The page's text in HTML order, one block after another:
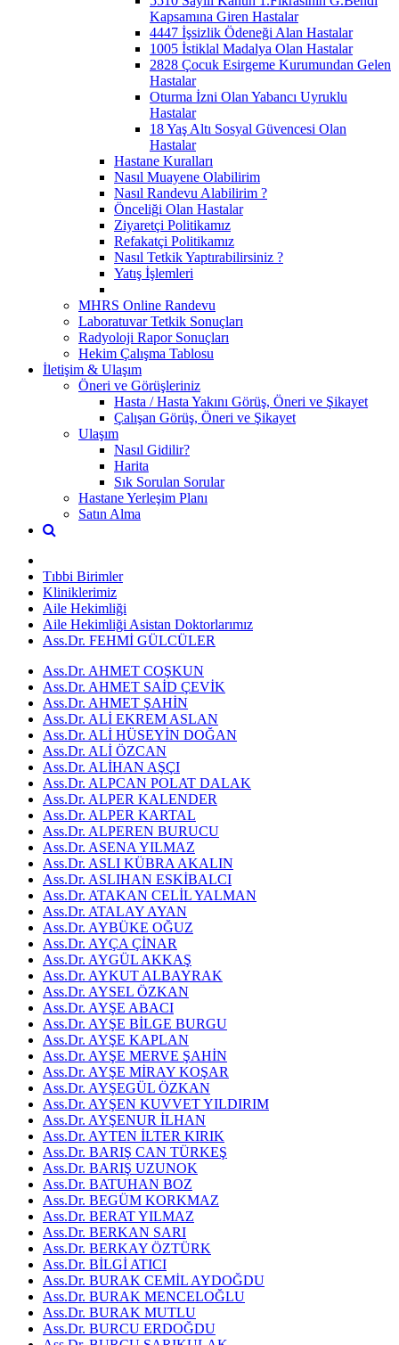
Kapsamına Giren Hastalar
4447 İşsizlik Ödeneği Alan Hastalar
1005 İstiklal Madalya Olan Hastalar
2828 Çocuk Esirgeme Kurumundan Gelen
Hastalar
Oturma İzni Olan Yabancı Uyruklu
Hastalar
18 Yaş Altı Sosyal Güvencesi Olan
Hastalar
Hastane Kuralları
Nasıl Muayene Olabilirim
Nasıl Randevu Alabilirim ?
Önceliği Olan Hastalar
Ziyaretçi Politikamız
Refakatçi Politikamız
Nasıl Tetkik Yaptırabilirsiniz ?
Yatış İşlemleri
MHRS Online Randevu
Laboratuvar Tetkik Sonuçları
Radyoloji Rapor Sonuçları
Hekim Çalışma Tablosu
İletişim & Ulaşım
Öneri ve Görüşleriniz
Hasta / Hasta Yakını Görüş, Öneri ve Şikayet
Çalışan Görüş, Öneri ve Şikayet
Ulaşım
Nasıl Gidilir?
Harita
Sık Sorulan Sorular
Hastane Yerleşim Planı
Satın Alma
Tıbbi Birimler
Kliniklerimiz
Aile Hekimliği
Aile Hekimliği Asistan Doktorlarımız
Ass.Dr. FEHMİ GÜLCÜLER
Ass.Dr. AHMET COŞKUN
Ass.Dr. AHMET SAİD ÇEVİK
Ass.Dr. AHMET ŞAHİN
Ass.Dr. ALİ EKREM ASLAN
Ass.Dr. ALİ HÜSEYİN DOĞAN
Ass.Dr. ALİ ÖZCAN
Ass.Dr. ALİHAN AŞÇI
Ass.Dr. ALPCAN POLAT DALAK
Ass.Dr. ALPER KALENDER
Ass.Dr. ALPER KARTAL
Ass.Dr. ALPEREN BURUCU
Ass.Dr. ASENA YILMAZ
Ass.Dr. ASLI KÜBRA AKALIN
Ass.Dr. ASLIHAN ESKİBALCI
Ass.Dr. ATAKAN CELİL YALMAN
Ass.Dr. ATALAY AYAN
Ass.Dr. AYBÜKE OĞUZ
Ass.Dr. AYÇA ÇİNAR
Ass.Dr. AYGÜL AKKAŞ
Ass.Dr. AYKUT ALBAYRAK
Ass.Dr. AYSEL ÖZKAN
Ass.Dr. AYŞE ABACI
Ass.Dr. AYŞE BİLGE BURGU
Ass.Dr. AYŞE KAPLAN
Ass.Dr. AYŞE MERVE ŞAHİN
Ass.Dr. AYŞE MİRAY KOŞAR
Ass.Dr. AYŞEGÜL ÖZKAN
Ass.Dr. AYŞEN KUVVET YILDIRIM
Ass.Dr. AYŞENUR İLHAN
Ass.Dr. AYTEN İLTER KIRIK
Ass.Dr. BARIŞ CAN TÜRKEŞ
Ass.Dr. BARIŞ UZUNOK
Ass.Dr. BATUHAN BOZ
Ass.Dr. BEGÜM KORKMAZ
Ass.Dr. BERAT YILMAZ
Ass.Dr. BERKAN SARI
Ass.Dr. BERKAY ÖZTÜRK
Ass.Dr. BİLGİ ATICI
Ass.Dr. BURAK CEMİL AYDOĞDU
Ass.Dr. BURAK MENCELOĞLU
Ass.Dr. BURAK MUTLU
Ass.Dr. BURCU ERDOĞDU